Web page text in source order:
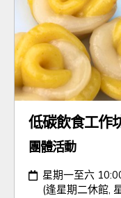
低碳飲食工作
團體活動
日期：
星期一至六
(逢星期二休館,